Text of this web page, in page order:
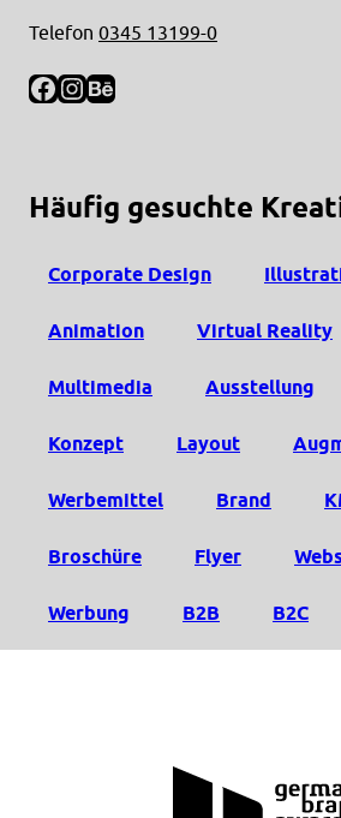
Telefon 0345 13199-0
Facebook
Instagram
Behance
Häufig gesuchte
Corporate Design
Animation Virtual Reality
Multimedia Ausstellung
Konzept Layout
Werbemittel Brand
Broschüre Flyer
Werbung B2B B2C